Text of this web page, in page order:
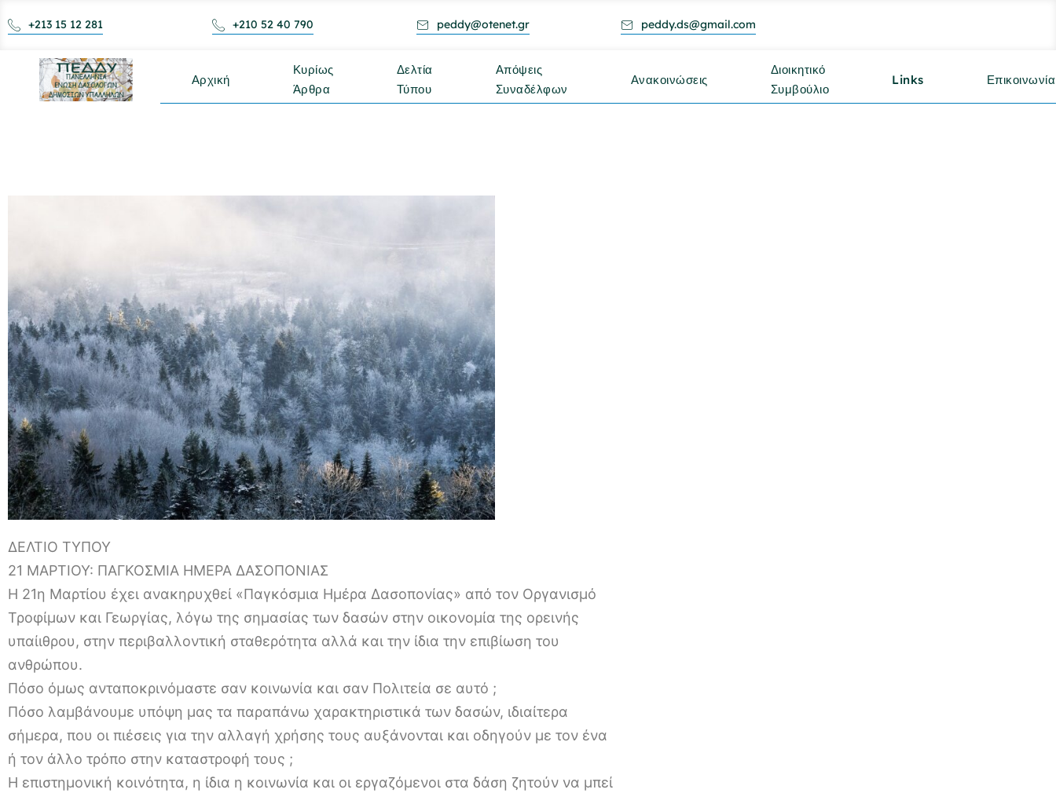
+213 15 12 281 +210 52 40 790 peddy@otenet.gr peddy.ds@gmail.com
Αρχική
Κυρίως
Άρθρα
Δελτία
Τύπου
Απόψεις
Συναδέλφων
Ανακοινώσεις
Διοικητικό
Συμβούλιο
Links Επικοινωνία
ΔΕΛΤΙΟ ΤΥΠΟΥ
21 ΜΑΡΤΙΟΥ: ΠΑΓΚΟΣΜΙΑ ΗΜΕΡΑ ΔΑΣΟΠΟΝΙΑΣ
Η 21η Μαρτίου έχει ανακηρυχθεί «Παγκόσμια Ημέρα Δασοπονίας» από τον Οργανισμό
Τροφίμων και Γεωργίας, λόγω της σημασίας των δασών στην οικονομία της ορεινής
υπαίιθρου, στην περιβαλλοντική σταθερότητα αλλά και την ίδια την επιβίωση του
ανθρώπου.
Πόσο όμως ανταποκρινόμαστε σαν κοινωνία και σαν Πολιτεία σε αυτό ;
Πόσο λαμβάνουμε υπόψη μας τα παραπάνω χαρακτηριστικά των δασών, ιδιαίτερα
σήμερα, που οι πιέσεις για την αλλαγή χρήσης τους αυξάνονται και οδηγούν με τον ένα
ή τον άλλο τρόπο στην καταστροφή τους ;
Η επιστημονική κοινότητα, η ίδια η κοινωνία και οι εργαζόμενοι στα δάση ζητούν να μπεί